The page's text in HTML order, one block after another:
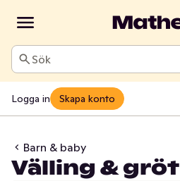
Sök
Logga in Skapa konto
Barn & baby
Välling & gröt